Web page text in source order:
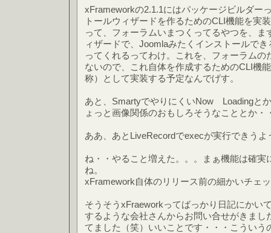
xFrameworkの2.1.1にはパッケージビルダー
トールウィザードを作るためのCLI機能を実
って、フォーラムいまつくってるやつを、
ィザードで、Joomlaみたくインストールで
ってくれるってわけ。これを、フォーラム
ないので、これ自体を作成するためのCLI機
称）として実装する予定なんでげす。
あと、SmartyでやりにくいNow Loadingと
ょっと画像関係のおもしろそうなこととか・
ああ、あとLiveRecordでexecが実行できうよ
ね・・やること増えた。。。まぁ機能は確実
ね。
xFramework自体のリリース前の細かいチェ
そうそうxFraeworkってばっかり日記にかい
するような会社さんからお問い合せがきまし
てました（笑）いいことです・・・こういう